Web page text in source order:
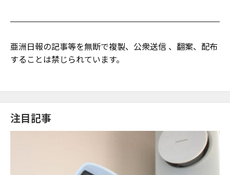
亜洲日報の記事等を無断で複製、公衆送信 、翻案、配布
することは禁じられています。
注目記事